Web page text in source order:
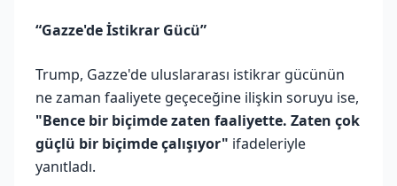
“Gazze'de İstikrar Gücü”
Trump, Gazze'de uluslararası istikrar gücünün
ne zaman faaliyete geçeceğine ilişkin soruyu ise,
"Bence bir biçimde zaten faaliyette. Zaten çok
güçlü bir biçimde çalışıyor" ifadeleriyle
yanıtladı.